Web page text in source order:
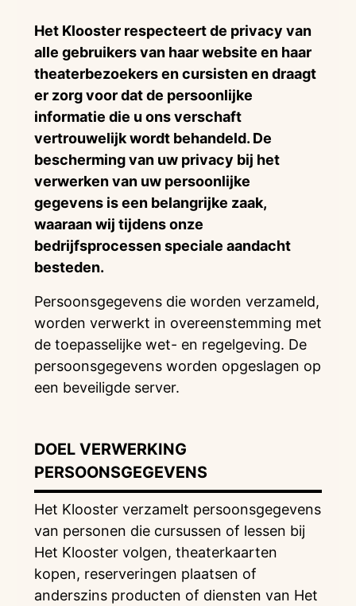
Het Klooster respecteert de privacy van
alle gebruikers van haar website en haar
theaterbezoekers en cursisten en draagt
er zorg voor dat de persoonlijke
informatie die u ons verschaft
vertrouwelijk wordt behandeld. De
bescherming van uw privacy bij het
verwerken van uw persoonlijke
gegevens is een belangrijke zaak,
waaraan wij tijdens onze
bedrijfsprocessen speciale aandacht
besteden.
Persoonsgegevens die worden verzameld,
worden verwerkt in overeenstemming met
de toepasselijke wet- en regelgeving. De
persoonsgegevens worden opgeslagen op
een beveiligde server.
DOEL VERWERKING
PERSOONSGEGEVENS
Het Klooster verzamelt persoonsgegevens
van personen die cursussen of lessen bij
Het Klooster volgen, theaterkaarten
kopen, reserveringen plaatsen of
anderszins producten of diensten van Het